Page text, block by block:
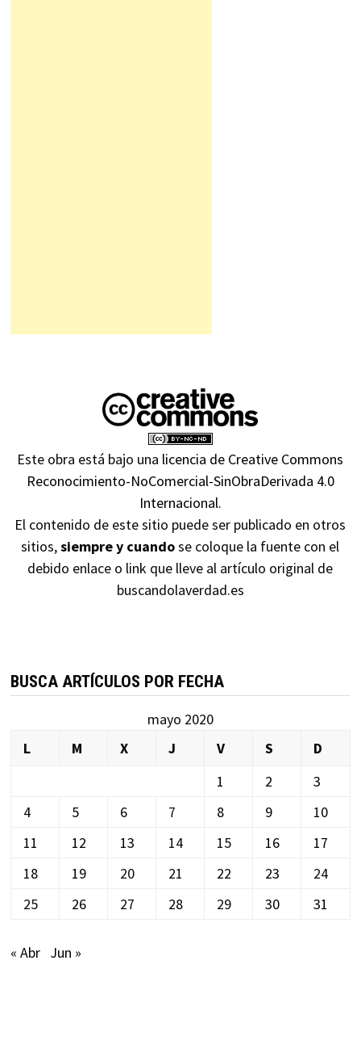
Este obra está bajo una licencia de Creative Commons
Reconocimiento-NoComercial-SinObraDerivada 4.0
Internacional.
El contenido de este sitio puede ser publicado en otros
sitios,siempre y cuandose coloque la fuente con el
debido enlace o link que lleve al artículo original de
buscandolaverdad.es
BUSCA ARTÍCULOS POR FECHA
mayo 2020
L
M X J V S
D
1
2
3
4
5 6 7 8 9
10
11
12 13 14 15 16
17
18
19 20 21 22 23
24
25
26 27 28 29 30 31
« Abr Jun »